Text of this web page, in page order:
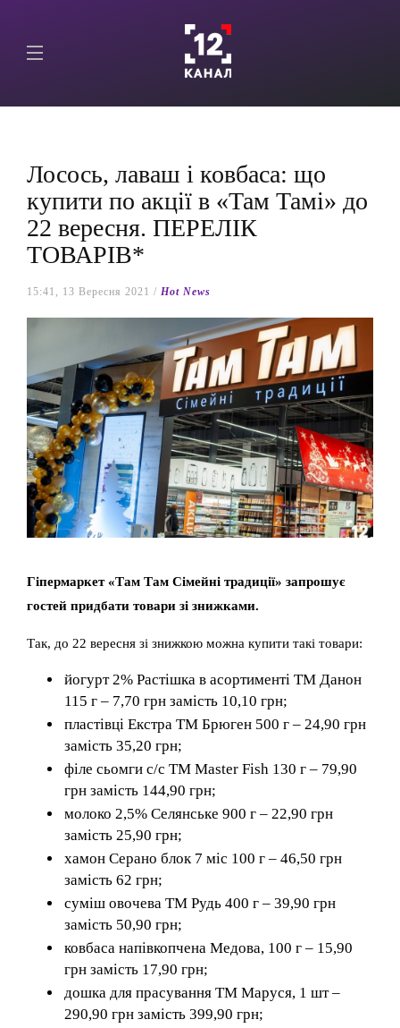
Лосось, лаваш і ковбаса: що
купити по акції в «Там Тамі» до
22 вересня. ПЕРЕЛІК
ТОВАРІВ*
15:41, 13 Вересня 2021 / Hot News
Гіпермаркет «Там Там Сімейні традиції» запрошує
гостей придбати товари зі знижками.
Так, до 22 вересня зі знижкою можна купити такі товари:
йогурт 2% Растішка в асортименті ТМ Данон
115 г – 7,70 грн замість 10,10 грн;
пластівці Екстра ТМ Брюген 500 г – 24,90 грн
замість 35,20 грн;
філе сьомги с/с ТМ Master Fish 130 г – 79,90
грн замість 144,90 грн;
молоко 2,5% Селянське 900 г – 22,90 грн
замість 25,90 грн;
хамон Серано блок 7 міс 100 г – 46,50 грн
замість 62 грн;
суміш овочева ТМ Рудь 400 г – 39,90 грн
замість 50,90 грн;
ковбаса напівкопчена Медова, 100 г – 15,90
грн замість 17,90 грн;
дошка для прасування ТМ Маруся, 1 шт –
290,90 грн замість 399,90 грн;